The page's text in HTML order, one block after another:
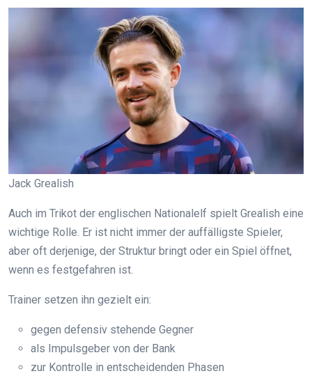
Jack Grealish
Auch im Trikot der englischen Nationalelf spielt Grealish eine
wichtige Rolle. Er ist nicht immer der auffälligste Spieler,
aber oft derjenige, der Struktur bringt oder ein Spiel öffnet,
wenn es festgefahren ist.
Trainer setzen ihn gezielt ein:
gegen defensiv stehende Gegner
als Impulsgeber von der Bank
zur Kontrolle in entscheidenden Phasen